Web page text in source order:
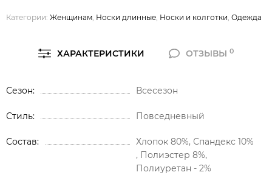
Категории: Женщинам, Носки длинные, Носки и колготки, Одежда
ХАРАКТЕРИСТИКИ ОТЗЫВЫ0
Сезон Всесезон
Стиль Повседневный
Состав
Хлопок 80%, Спандекс 10%
, Полиэстер 8%,
Полиуретан - 2%